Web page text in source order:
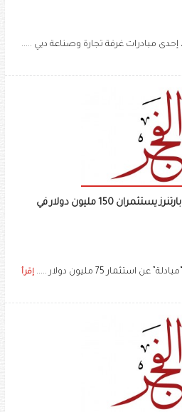
إحدى مبادرات غرفة تجارة وصناعة دبي .....
«مبادلة» وأبوظبي كاتاليست بارتنرز يستثمران 150 مليون دولار في
75 مليون دولار .....
إقرأ